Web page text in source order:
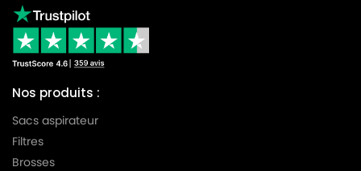
Nos produits :
Sacs aspirateur
Filtres
Brosses